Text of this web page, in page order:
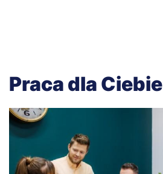
Praca dla Ciebie